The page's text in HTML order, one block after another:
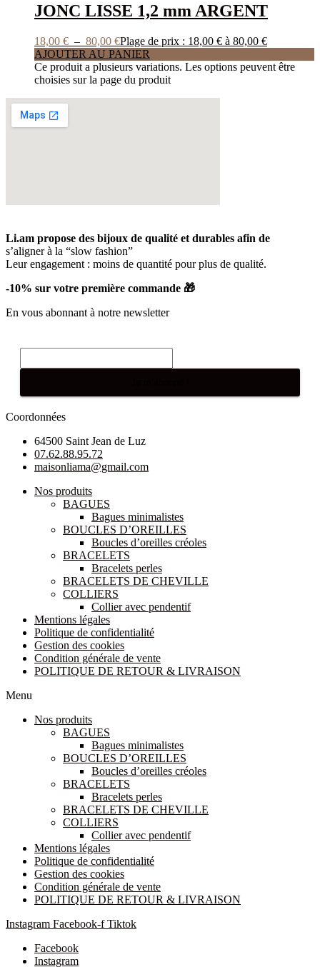
JONC LISSE 1,2 mm ARGENT
18,00 € – 80,00 €Plage de prix : 18,00 € à 80,00 €
AJOUTER AU PANIER
Ce produit a plusieurs variations. Les options peuvent être
choisies sur la page du produit
Li.am propose des bijoux de qualité et durables afin de
s’aligner à la “slow fashion”
Leur engagement : moins de quantité pour plus de qualité.
-10% sur votre première commande 🎁
En vous abonnant à notre newsletter
Coordonnées
64500 Saint Jean de Luz
07.62.88.95.72
maisonliama@gmail.com
Nos produits
BAGUES
Bagues minimalistes
BOUCLES D’OREILLES
Boucles d’oreilles créoles
BRACELETS
Bracelets perles
BRACELETS DE CHEVILLE
COLLIERS
Collier avec pendentif
Mentions légales
Politique de confidentialité
Gestion des cookies
Condition générale de vente
POLITIQUE DE RETOUR & LIVRAISON
Menu
Nos produits
BAGUES
Bagues minimalistes
BOUCLES D’OREILLES
Boucles d’oreilles créoles
BRACELETS
Bracelets perles
BRACELETS DE CHEVILLE
COLLIERS
Collier avec pendentif
Mentions légales
Politique de confidentialité
Gestion des cookies
Condition générale de vente
POLITIQUE DE RETOUR & LIVRAISON
Instagram Facebook-f Tiktok
Facebook
Instagram